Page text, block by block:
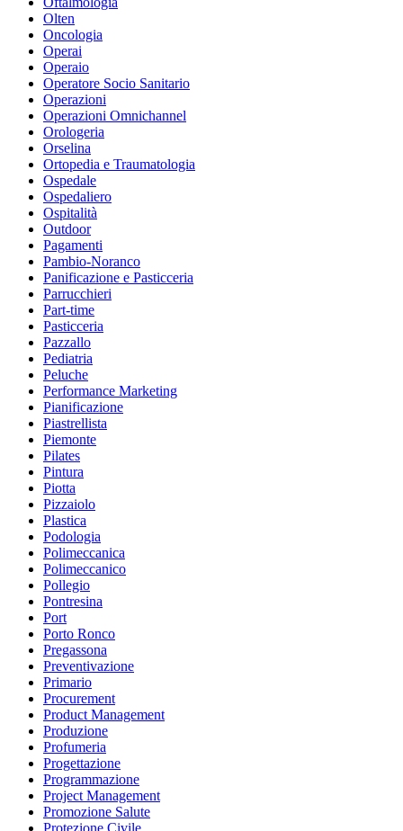
Olten
Oncologia
Operai
Operaio
Operatore Socio Sanitario
Operazioni
Operazioni Omnichannel
Orologeria
Orselina
Ortopedia e Traumatologia
Ospedale
Ospedaliero
Ospitalità
Outdoor
Pagamenti
Pambio-Noranco
Panificazione e Pasticceria
Parrucchieri
Part-time
Pasticceria
Pazzallo
Pediatria
Peluche
Performance Marketing
Pianificazione
Piastrellista
Piemonte
Pilates
Pintura
Piotta
Pizzaiolo
Plastica
Podologia
Polimeccanica
Polimeccanico
Pollegio
Pontresina
Port
Porto Ronco
Pregassona
Preventivazione
Primario
Procurement
Product Management
Produzione
Profumeria
Progettazione
Programmazione
Project Management
Promozione Salute